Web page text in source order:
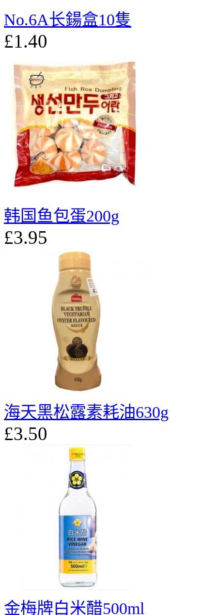
No.6A长鍚盒10隻
£1.40
韩国鱼包蛋200g
£3.95
海天黑松露素耗油630g
£3.50
金梅牌白米醋500ml